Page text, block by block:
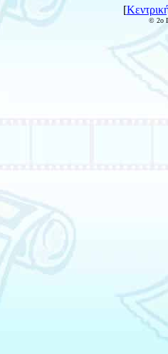
[
© 2ο